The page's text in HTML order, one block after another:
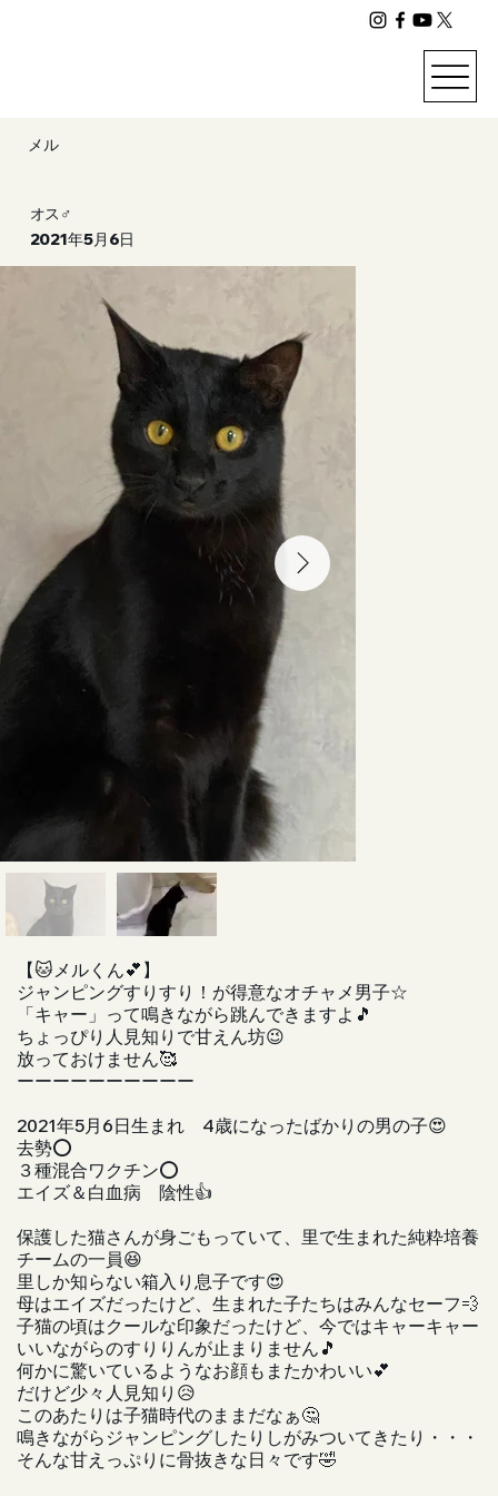
メル
オス♂
2021年5月6日
【🐱メルくん💕】
ジャンピングすりすり！が得意なオチャメ男子☆
「キャー」って鳴きながら跳んできますよ🎵
ちょっぴり人見知りで甘えん坊😉
放っておけません🥰
ーーーーーーーーーー
2021年5月6日生まれ 4歳になったばかりの男の子😍
去勢⭕️
３種混合ワクチン⭕️
エイズ＆白血病 陰性👍
保護した猫さんが身ごもっていて、里で生まれた純粋培養
チームの一員😆
里しか知らない箱入り息子です😍
母はエイズだったけど、生まれた子たちはみんなセーフ💨
子猫の頃はクールな印象だったけど、今ではキャーキャー
いいながらのすりりんが止まりません🎵
何かに驚いているようなお顔もまたかわいい💕
だけど少々人見知り😥
このあたりは子猫時代のままだなぁ🤔
鳴きながらジャンピングしたりしがみついてきたり・・・
そんな甘えっぷりに骨抜きな日々です🤣